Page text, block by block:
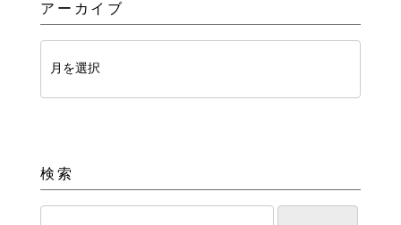
アーカイブ
検索